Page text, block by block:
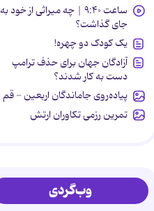
ساعت ۹:۴۰ | چه میراثی از خود به
جای گذاشت؟
یک کودک دو چهره!
آزادگان جهان برای حذف ترامپ
دست به کار شدند؟
پیاده‌روی جاماندگان اربعین - قم
تمرین رزمی تکاوران ارتش
وب‌گردی